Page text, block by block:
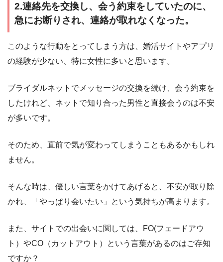
2.連絡先を交換し、会う約束をしていたのに、
急にお断りされ、連絡が取れなくなった。
このような行動をとってしまう方は、婚活サイトやアプリ
の経験が少ない、特に女性に多いと思います。
ブライダルネットでメッセージの交換を続け、会う約束を
したけれど、ネットで知り合った男性と直接会うのは不安
が多いです。
そのため、直前で気が変わってしまうこともあるかもしれ
ません。
そんな時は、優しい言葉をかけてあげると、不安が取り除
かれ、「やっぱり会いたい」という気持ちが高まります。
また、サイトでの出会いに関しては、FO(フェードアウ
ト）やCO（カットアウト）という言葉があるのはご存知
ですか？